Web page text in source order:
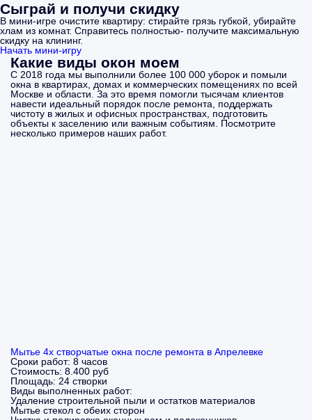
Сыграй и получи скидку
В мини-игре очистите квартиру: стирайте грязь губкой, убирайте
хлам из комнат. Справитесь полностью- получите максимальную
скидку на клининг.
Начать мини-игру
Какие виды окон моем
С 2018 года мы выполнили более 100 000 уборок и помыли
окна в квартирах, домах и коммерческих помещениях по всей
Москве и области. За это время помогли тысячам клиентов
навести идеальный порядок после ремонта, поддержать
чистоту в жилых и офисных пространствах, подготовить
объекты к заселению или важным событиям. Посмотрите
несколько примеров наших работ.
Мытье 4х створчатые окна после ремонта в Апрелевке
Сроки работ: 8 часов
Стоимость: 8.400 руб
Площадь: 24 створки
Виды выполненных работ:
Удаление строительной пыли и остатков материалов
Мытье стекол с обеих сторон